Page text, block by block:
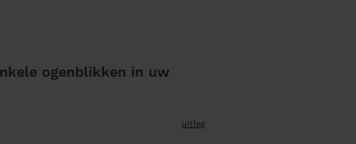
ogenblikken in uw
uitleg